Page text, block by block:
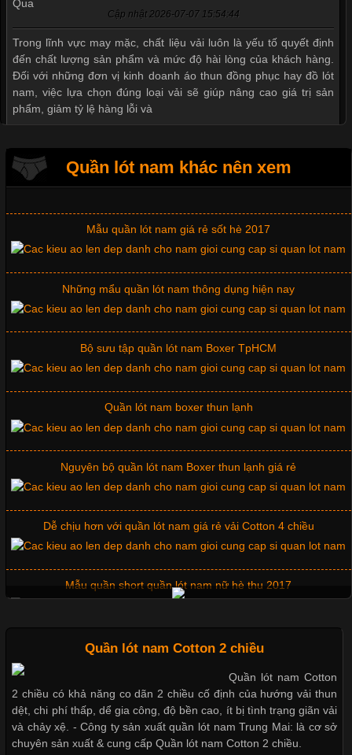
Cập nhật 2026-07-07 15:54:44
Trong lĩnh vực may mặc, chất liệu vải luôn là yếu tố quyết định
đến chất lượng sản phẩm và mức độ hài lòng của khách hàng.
Đối với những đơn vị kinh doanh áo thun đồng phục hay đồ lót
nam, việc lựa chọn đúng loại vải sẽ giúp nâng cao giá trị sản
phẩm, giảm tỷ lệ hàng lỗi và
Cập nhật 2026-06-01 16:20:50
Áo thun là một trong những trang phục phổ biến nhất hiện nay
nhờ tính tiện dụng, dễ phối đồ và phù hợp với nhiều đối tượng.
Bên cạnh chất liệu và kiểu dáng, phần cổ áo cũng là yếu tố
quan trọng tạo nên phong cách riêng cho từng sản phẩm. Mỗi
loại cổ áo sẽ mang đến một vẻ đẹp khác
Chuộng Hiện Nay
Trong môi trường kinh doanh hiện đại, việc xây dựng hình ảnh
chuyên nghiệp đóng vai trò quan trọng đối với sự phát triển của
đơn vị lựa chọn hiện nay là sử dụng áo thun đồng phục công ty.
Không chỉ giúp tạo sự đồng bộ, áo thun
Chất Liệu Lycra Có Gì Đặc Biệt Trong Ngành Thời Trang?
Cập nhật 2026-05-27 17:03:46
Vải Lycra Là Gì? Chất Liệu Co Giãn Được Ưa Chuộng Trong
Quần lót nam khác nên xem
Thị hiều quần lót nam bơi lội nam và nữ 2017
Xu hướng thời trang trẻ và quần lót nam giá sỉ
Giặt và bảo quản quần lót nam đúng cách
Mẫu quần short quần lót nam nữ hè thu 2017
Xu hướng thời trang trẻ và quần lót nam giá sỉ
Quần lót nam Cotton 2 chiều
Quần lót nam Cotton
2 chiều có khả năng co dãn 2 chiều cố định của hướng vải thun
dệt, chi phí thấp, dể gia công, độ bền cao, ít bị tình trạng giãn vải
và chảy xệ. - Công ty sản xuất quần lót nam Trung Mai: là cơ sở
chuyên sản xuất & cung cấp Quần lót nam Cotton 2 chiều.